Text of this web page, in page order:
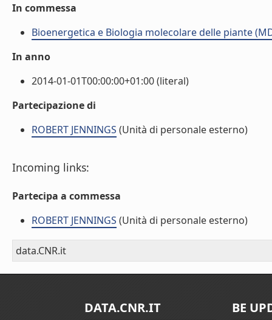
In commessa
Bioenergetica e Biologia molecolare delle piante
In anno
2014-01-01T00:00:00+01:00 (literal)
Partecipazione di
ROBERT JENNINGS (Unità di personale esterno)
Incoming links:
Partecipa a commessa
ROBERT JENNINGS (Unità di personale esterno)
data.CNR.it
DATA.CNR.IT BE